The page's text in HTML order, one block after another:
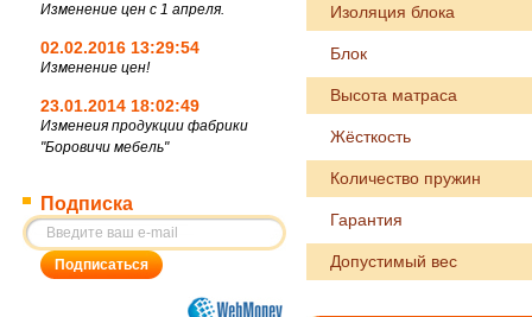
Изменение цен с 1 апреля.
02.02.2016 13:29:54
Изменение цен!
23.01.2014 18:02:49
Изменеия продукции фабрики
"Боровичи мебель"
Подписка
Изоляция блока
Блок
Высота матраса
Жёсткость
Количество пружин
Гарантия
Допустимый вес